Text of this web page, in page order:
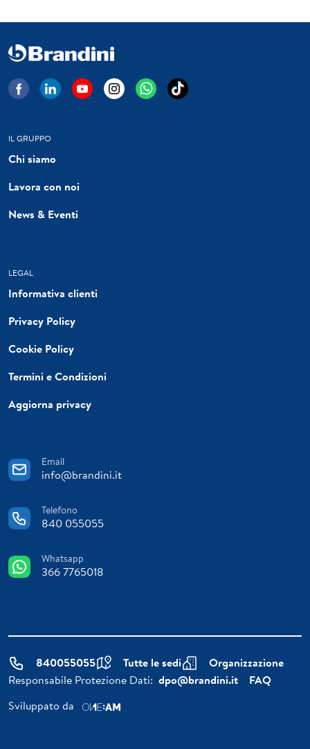
IL GRUPPO
Chi siamo
Lavora con noi
News & Eventi
LEGAL
Informativa clienti
Privacy Policy
Cookie Policy
Termini e Condizioni
Aggiorna privacy
Email
info@brandini.it
Telefono
840 055055
Whatsapp
366 7765018
840055055 Tutte le sedi
Organizzazione
Responsabile Protezione Dati: dpo@brandini.it
FAQ
Sviluppato da